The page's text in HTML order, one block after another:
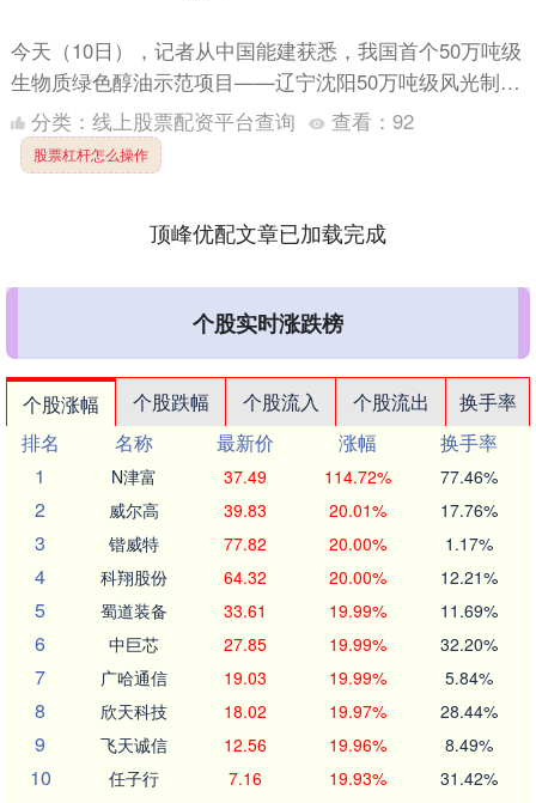
今天（10日），记者从中国能建获悉，我国首个50万吨级
生物质绿色醇油示范项目——辽宁沈阳50万吨级风光制氢
融合生物质绿色醇油示范项目正式开工。项目的落地，标
志着....
分类： 线上股票配资平台查询 查看： 92
股票杠杆怎么操作
顶峰优配文章已加载完成
个股实时涨跌榜
个股涨幅 个股跌幅 个股流入 个股流出
换手率
排名
名称 最新价 涨幅
换手率
1
N津富 37.49 114.72% 77.46%
2 威尔高 39.83 20.01% 17.76%
3 锴威特 77.82 20.00% 1.17%
4 科翔股份 64.32 20.00% 12.21%
5 蜀道装备 33.61 19.99% 11.69%
6 中巨芯 27.85 19.99% 32.20%
7 广哈通信 19.03 19.99% 5.84%
8 欣天科技 18.02 19.97% 28.44%
9 飞天诚信 12.56 19.96% 8.49%
10 任子行 7.16 19.93% 31.42%